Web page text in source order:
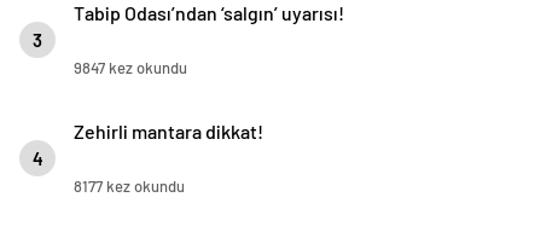
3
Tabip Odası’ndan ‘salgın’ uyarısı!
9847 kez okundu
4
Zehirli mantara dikkat!
8177 kez okundu